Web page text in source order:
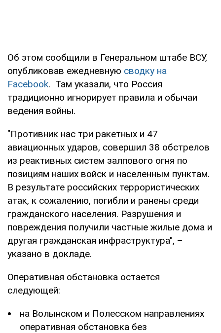
Об этом сообщили в Генеральном штабе ВСУ,
опубликовав ежедневную сводку на
Facebook. Там указали, что Россия
традиционно игнорирует правила и обычаи
ведения войны.
"Противник нас три ракетных и 47
авиационных ударов, совершил 38 обстрелов
из реактивных систем залпового огня по
позициям наших войск и населенным пунктам.
В результате российских террористических
атак, к сожалению, погибли и ранены среди
гражданского населения. Разрушения и
повреждения получили частные жилые дома и
другая гражданская инфраструктура", –
указано в докладе.
Оперативная обстановка остается
следующей:
на Волынском и Полесском направлениях
оперативная обстановка без